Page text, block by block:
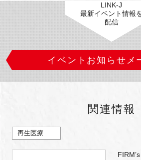
閉じる
LINK-J
最新イベント情報
配信
イベントお知らせメ
関連情報
再生医療